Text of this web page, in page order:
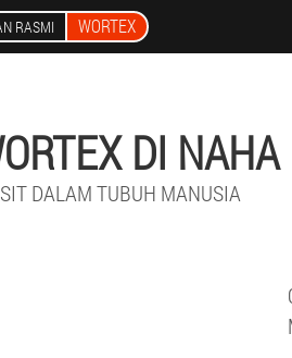
RASMI WORTEX
DI NAHA
DALAM TUBUH MANUSIA